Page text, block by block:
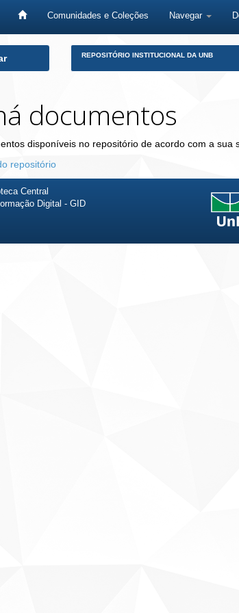
Comunidades e Coleções Navegar
REPOSITÓRIO INSTITUCIONAL DA UNB
documentos
disponíveis no repositório de acordo com a sua
repositório
Central
Digital - GID